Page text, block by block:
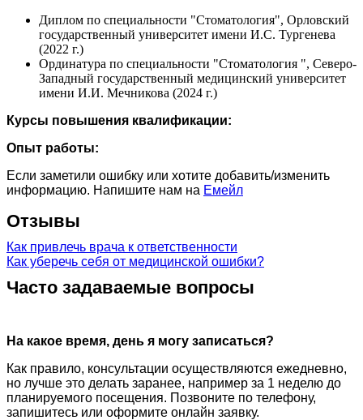
Диплом по специальности "Стоматология", Орловский
государственный университет имени И.С. Тургенева
(2022 г.)
Ординатура по специальности "Стоматология ", Северо-
Западный государственный медицинский университет
имени И.И. Мечникова (2024 г.)
Курсы повышения квалификации:
Опыт работы:
Если заметили ошибку или хотите добавить/изменить
информацию. Напишите нам на Емейл
Отзывы
Как привлечь врача к ответственности
Как уберечь себя от медицинской ошибки?
Часто задаваемые вопросы
На какое время, день я могу записаться?
Как правило, консультации осуществляются ежедневно,
но лучше это делать заранее, например за 1 неделю до
планируемого посещения. Позвоните по телефону,
запишитесь или оформите онлайн заявку.